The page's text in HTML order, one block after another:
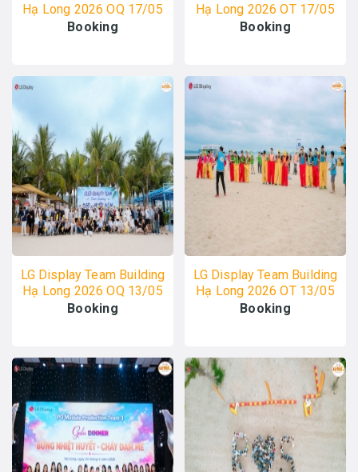
Hạ Long 2026 OQ 17/05
- ALO TOUR
Booking
Hạ Long 2026 OT 17/05
- ALO TOUR
Booking
LG Display Team Building
Hạ Long 2026 OQ 13/05
- ALO TOUR
Booking
LG Display Team Building
Hạ Long 2026 OT 13/05
- ALO TOUR
Booking